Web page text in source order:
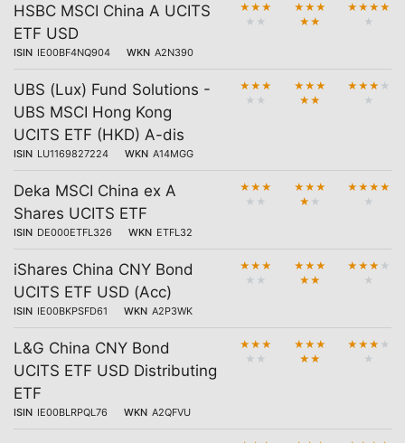
HSBC MSCI China A UCITS
ETF USD
ISIN IE00BF4NQ904 WKN A2N390
★ ★ ★
★ ★
★ ★ ★
★ ★
★ ★ ★ ★
★
UBS (Lux) Fund Solutions -
UBS MSCI Hong Kong
UCITS ETF (HKD) A-dis
ISIN LU1169827224 WKN A14MGG
★ ★ ★
★ ★
★ ★ ★
★ ★
★ ★ ★ ★
★
Deka MSCI China ex A
Shares UCITS ETF
ISIN DE000ETFL326 WKN ETFL32
★ ★ ★
★ ★
★ ★ ★
★ ★
★ ★ ★ ★
★
iShares China CNY Bond
UCITS ETF USD (Acc)
ISIN IE00BKPSFD61 WKN A2P3WK
★ ★ ★
★ ★
★ ★ ★
★ ★
★ ★ ★ ★
★
L&G China CNY Bond
UCITS ETF USD Distributing
ETF
ISIN IE00BLRPQL76 WKN A2QFVU
★ ★ ★
★ ★
★ ★ ★
★ ★
★ ★ ★ ★
★